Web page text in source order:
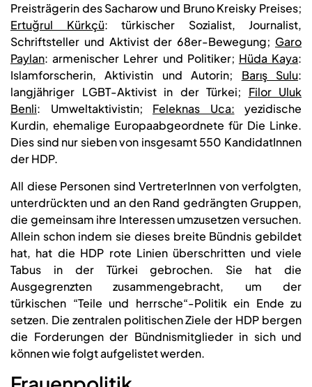
Preisträgerin des Sacharow und Bruno Kreisky Preises;
Ertuğrul Kürkçü: türkischer Sozialist, Journalist,
Schriftsteller und Aktivist der 68er-Bewegung; Garo
Paylan: armenischer Lehrer und Politiker; Hüda Kaya:
Islamforscherin, Aktivistin und Autorin; Barış Sulu:
langjähriger LGBT-Aktivist in der Türkei; Filor Uluk
Benli: Umweltaktivistin; Feleknas Uca: yezidische
Kurdin, ehemalige Europaabgeordnete für Die Linke.
Dies sind nur sieben von insgesamt 550 KandidatInnen
der HDP.
All diese Personen sind VertreterInnen von verfolgten,
unterdrückten und an den Rand gedrängten Gruppen,
die gemeinsam ihre Interessen umzusetzen versuchen.
Allein schon indem sie dieses breite Bündnis gebildet
hat, hat die HDP rote Linien überschritten und viele
Tabus in der Türkei gebrochen. Sie hat die
Ausgegrenzten zusammengebracht, um der
türkischen “Teile und herrsche“-Politik ein Ende zu
setzen. Die zentralen politischen Ziele der HDP bergen
die Forderungen der Bündnismitglieder in sich und
können wie folgt aufgelistet werden.